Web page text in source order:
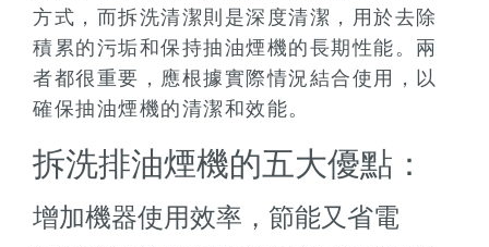
方式，而拆洗清潔則是深度清潔，用於去除
積累的污垢和保持抽油煙機的長期性能。兩
者都很重要，應根據實際情況結合使用，以
確保抽油煙機的清潔和效能。
拆洗排油煙機的五大優點：
增加機器使用效率，節能又省電